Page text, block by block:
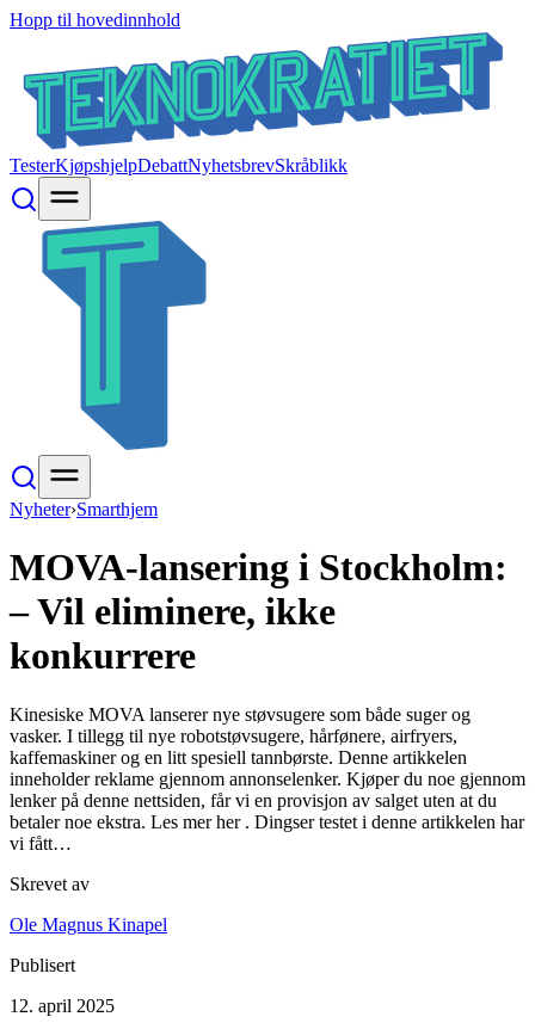
Hopp til hovedinnhold
TesterKjøpshjelpDebattNyhetsbrevSkråblikk
Nyheter›Smarthjem
MOVA-lansering i Stockholm:
– Vil eliminere, ikke
konkurrere
Kinesiske MOVA lanserer nye støvsugere som både suger og
vasker. I tillegg til nye robotstøvsugere, hårfønere, airfryers,
kaffemaskiner og en litt spesiell tannbørste. Denne artikkelen
inneholder reklame gjennom annonselenker. Kjøper du noe gjennom
lenker på denne nettsiden, får vi en provisjon av salget uten at du
betaler noe ekstra. Les mer her . Dingser testet i denne artikkelen har
vi fått…
Skrevet av
Ole Magnus Kinapel
Publisert
12. april 2025